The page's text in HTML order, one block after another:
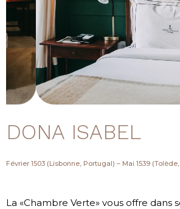
DONA ISABEL
Février 1503 (Lisbonne, Portugal) – Mai 1539
La «Chambre Verte» vous offre dans